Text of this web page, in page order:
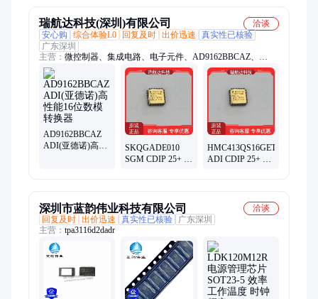
瑞航达科技(深圳)有限公司
洽谈
安心购
综合体验L0 回复及时 出价迅速
真实性已核验
广东深圳
主营： 微控制器、集成电路、电子元件、AD9162BBCAZ、
isplsi1032-60lt、isplsi1032-80lt、isplsi1024ea-125lt100、军工电子
元器件
AD9162BBCAZ
ADI(亚德诺)高性
SKQGADE010
SGM CDIP 25+ 多
HMC413QS16GETR
ADI CDIP 25+ 集
深圳市蓝韵伟业科技有限公司
洽谈
回复及时 出价迅速 真实性已核验
广东深圳
主营： tpa3116d2dadr